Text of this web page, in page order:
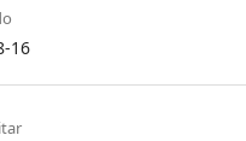
16